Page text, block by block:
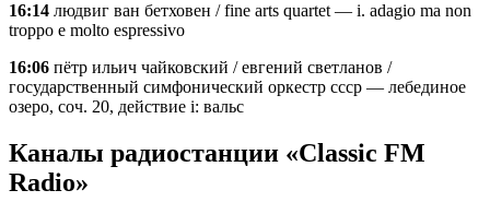
16:14 людвиг ван бетховен / fine arts quartet — i. adagio ma non
troppo e molto espressivo
16:06 пётр ильич чайковский / евгений светланов /
государственный симфонический оркестр ссср — лебединое
озеро, соч. 20, действие i: вальс
Каналы радиостанции «Classic FM
Radio»